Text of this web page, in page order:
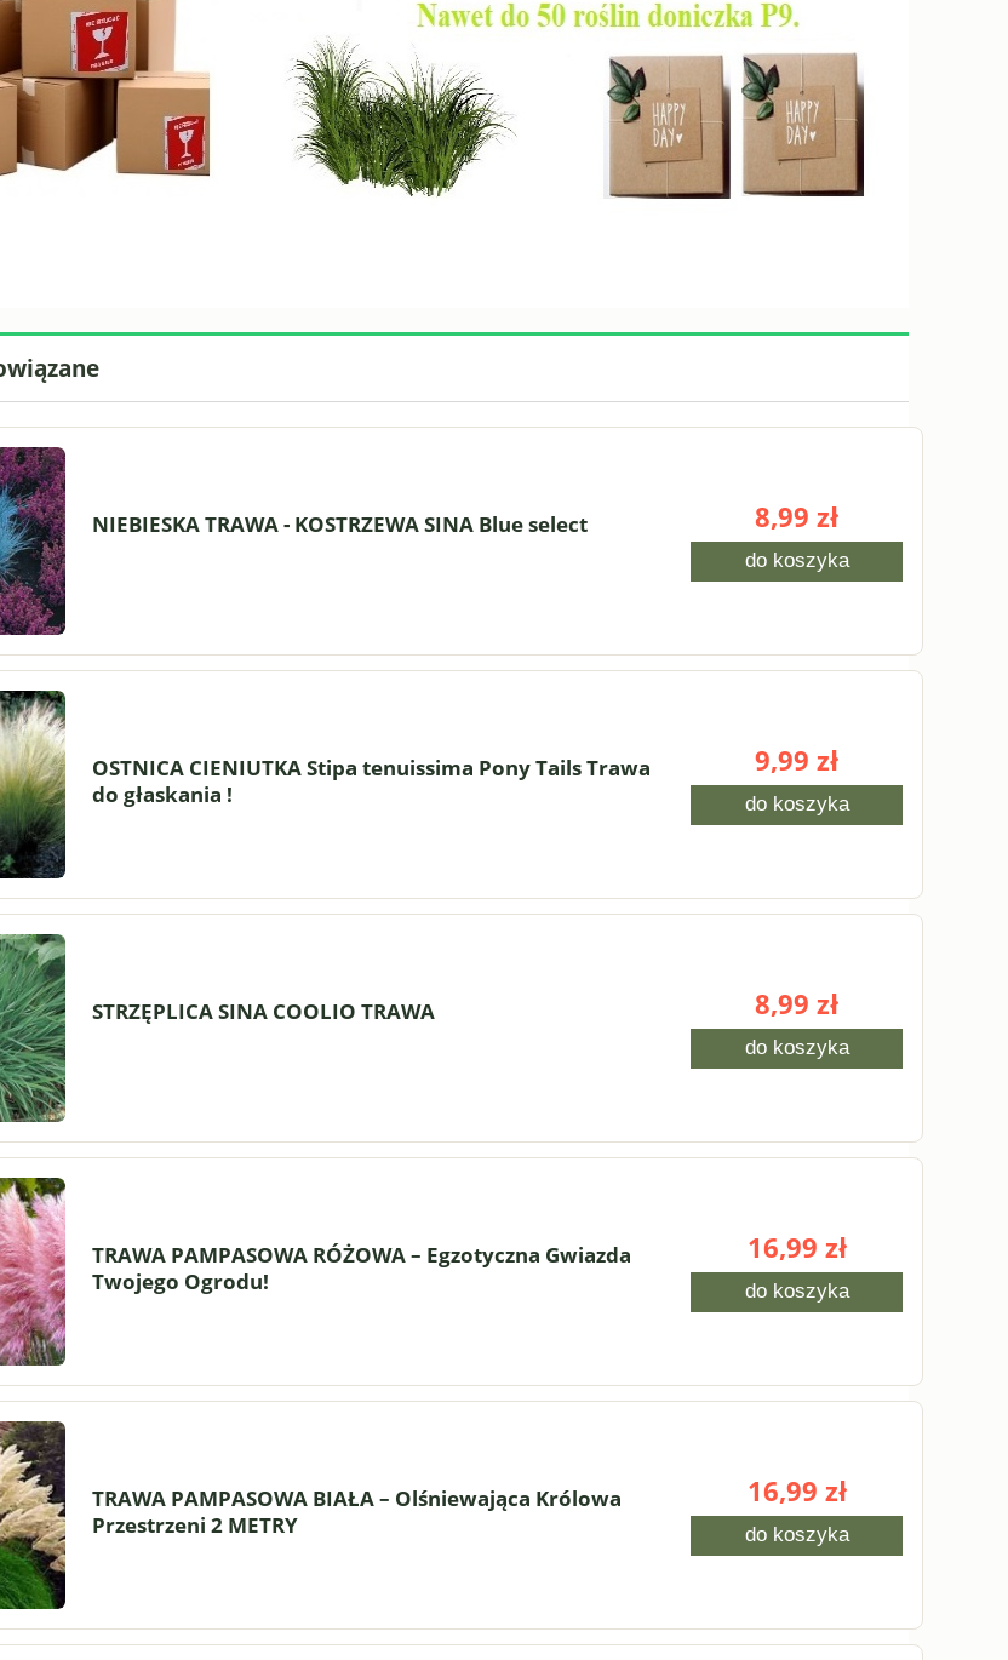
PASTELS
zł
OSTRÓŻKA WIELOKWIATOWA
17,99 zł
HOSTA 'SHADOWLAND COAST TO
COAST' (Funkia) – Złocista Królowa
16,50 zł
NIEBIESKA TRAWA - KOSTRZEWA SINA Blue select 8,99 zł
do koszyka
OSTNICA CIENIUTKA Stipa tenuissima Pony Tails Trawa
do głaskania !
9,99 zł
do koszyka
STRZĘPLICA SINA COOLIO TRAWA 8,99 zł
do koszyka
TRAWA PAMPASOWA RÓŻOWA – Egzotyczna Gwiazda
Twojego Ogrodu!
16,99 zł
do koszyka
TRAWA PAMPASOWA BIAŁA – Olśniewająca Królowa
Przestrzeni 2 METRY
16,99 zł
do koszyka